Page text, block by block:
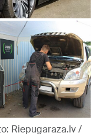
Riepugaraza.lv /